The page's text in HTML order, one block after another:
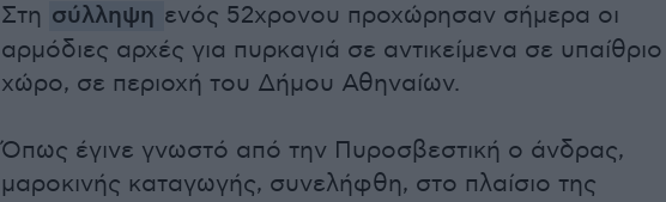
Στη σύλληψη ενός 52χρονου προχώρησαν σήμερα οι
αρμόδιες αρχές για πυρκαγιά σε αντικείμενα σε υπαίθριο
χώρο, σε περιοχή του Δήμου Αθηναίων.
Όπως έγινε γνωστό από την Πυροσβεστική ο άνδρας,
μαροκινής καταγωγής, συνελήφθη, στο πλαίσιο της